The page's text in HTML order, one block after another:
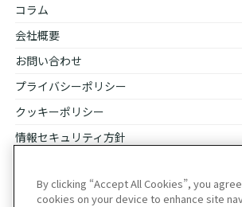
コラム
会社概要
お問い合わせ
プライバシーポリシー
クッキーポリシー
情報セキュリティ方針
By clicking “Accept All Cookies”, you
cookies on your device to enhance site